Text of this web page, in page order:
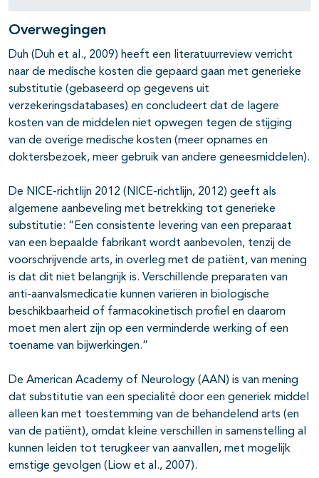
open- en dichtklappen
open- en dichtklappen
open- en dichtklappen
open- en dichtklappen
open- en dichtklappen
open- en dichtklappen
Overwegingen
Duh (Duh et al., 2009) heeft een literatuurreview verricht
naar de medische kosten die gepaard gaan met generieke
substitutie (gebaseerd op gegevens uit
verzekeringsdatabases) en concludeert dat de lagere
kosten van de middelen niet opwegen tegen de stijging
van de overige medische kosten (meer opnames en
doktersbezoek, meer gebruik van andere geneesmiddelen).
De NICE-richtlijn 2012 (NICE-richtlijn, 2012) geeft als
algemene aanbeveling met betrekking tot generieke
substitutie: “Een consistente levering van een preparaat
van een bepaalde fabrikant wordt aanbevolen, tenzij de
voorschrijvende arts, in overleg met de patiënt, van mening
is dat dit niet belangrijk is. Verschillende preparaten van
anti-aanvalsmedicatie kunnen variëren in biologische
beschikbaarheid of farmacokinetisch profiel en daarom
moet men alert zijn op een verminderde werking of een
toename van bijwerkingen.”
De American Academy of Neurology (AAN) is van mening
dat substitutie van een specialité door een generiek middel
alleen kan met toestemming van de behandelend arts (en
van de patiënt), omdat kleine verschillen in samenstelling al
kunnen leiden tot terugkeer van aanvallen, met mogelijk
ernstige gevolgen (Liow et al., 2007).